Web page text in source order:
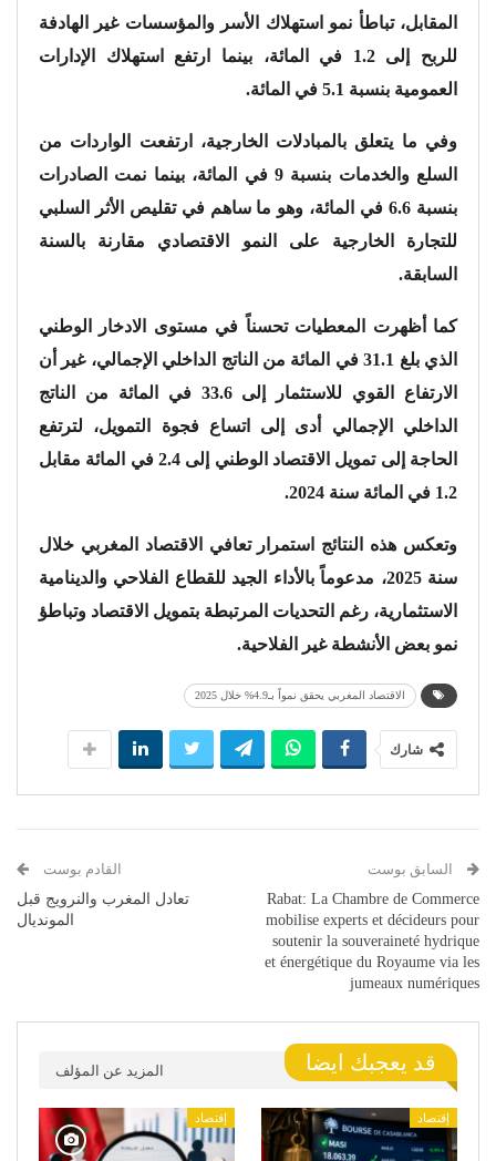
المقابل، تباطأ نمو استهلاك الأسر والمؤسسات غير الهادفة
للربح إلى 1.2 في المائة، بينما ارتفع استهلاك الإدارات
العمومية بنسبة 5.1 في المائة.
وفي ما يتعلق بالمبادلات الخارجية، ارتفعت الواردات من
السلع والخدمات بنسبة 9 في المائة، بينما نمت الصادرات
بنسبة 6.6 في المائة، وهو ما ساهم في تقليص الأثر السلبي
للتجارة الخارجية على النمو الاقتصادي مقارنة بالسنة
السابقة.
كما أظهرت المعطيات تحسناً في مستوى الادخار الوطني
الذي بلغ 31.1 في المائة من الناتج الداخلي الإجمالي، غير أن
الارتفاع القوي للاستثمار إلى 33.6 في المائة من الناتج
الداخلي الإجمالي أدى إلى اتساع فجوة التمويل، لترتفع
الحاجة إلى تمويل الاقتصاد الوطني إلى 2.4 في المائة مقابل
1.2 في المائة سنة 2024.
وتعكس هذه النتائج استمرار تعافي الاقتصاد المغربي خلال
سنة 2025، مدعوماً بالأداء الجيد للقطاع الفلاحي والدينامية
الاستثمارية، رغم التحديات المرتبطة بتمويل الاقتصاد وتباطؤ
نمو بعض الأنشطة غير الفلاحية.
الاقتصاد المغربي يحقق نمواً بـ4.9% خلال 2025
شارك
السابق بوست
Rabat: La Chambre de Commerce
mobilise experts et décideurs pour
soutenir la souveraineté hydrique
et énergétique du Royaume via les
jumeaux numériques
القادم بوست
تعادل المغرب والنرويج قبل
المونديال
قد يعجبك ايضا المزيد عن المؤلف
إقتصاد إقتصاد